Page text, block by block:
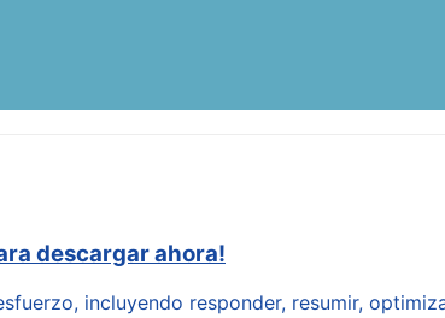
descargar ahora!
incluyendo responder, resumir,